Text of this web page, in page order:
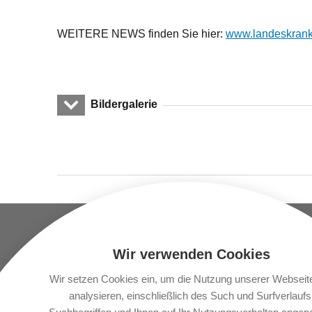
Wir verwenden Cookies
Wir setzen Cookies ein, um die Nutzung unserer
analysieren, einschließlich des Such und
WEITERE NEWS finden Sie hier:
Bildergalerie
Vlbg. Krankenhaus-
Betriebsgesellschaft.m.b.h.
Carinagasse 41